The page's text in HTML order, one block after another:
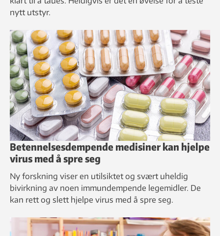
nytt utstyr.
Betennelsesdempende medisiner kan hjelpe
virus med å spre seg
Ny forskning viser en utilsiktet og svært uheldig
bivirkning av noen immundempende legemidler. De
kan rett og slett hjelpe virus med å spre seg.